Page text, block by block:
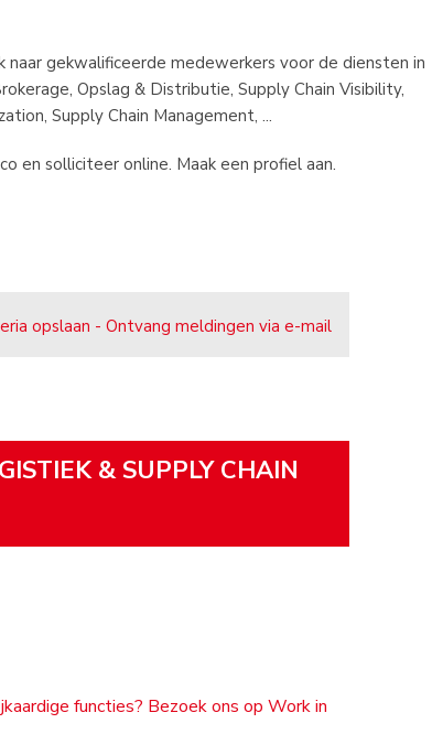
naar gekwalificeerde medewerkers voor de diensten in
Opslag & Distributie, Supply Chain Visibility,
Supply Chain Management, ...
en solliciteer online. Maak een profiel aan.
opslaan - Ontvang meldingen via e-mail
& SUPPLY CHAIN
functies? Bezoek ons op Work in